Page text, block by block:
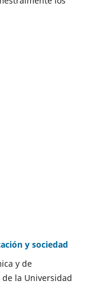
y sociedad
y de
la Universidad